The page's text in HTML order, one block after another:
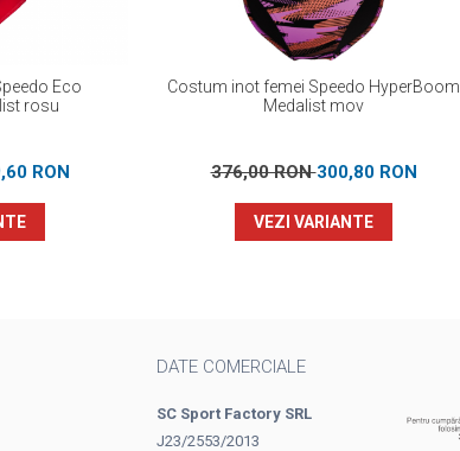
Eco
rosu
RON
Costum inot femei Speedo HyperBoom
Medalist mov
376,00 RON300,80 RON
VEZI VARIANTE
DATE COMERCIALE
SC Sport Factory SRL
J23/2553/2013